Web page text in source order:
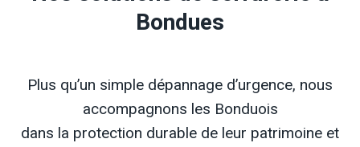
Bondues
Plus qu’un simple dépannage d’urgence, nous
accompagnons les Bonduois
dans la protection durable de leur patrimoine et